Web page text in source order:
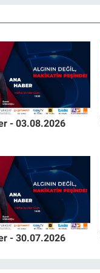
- 03.08.2026
- 30.07.2026